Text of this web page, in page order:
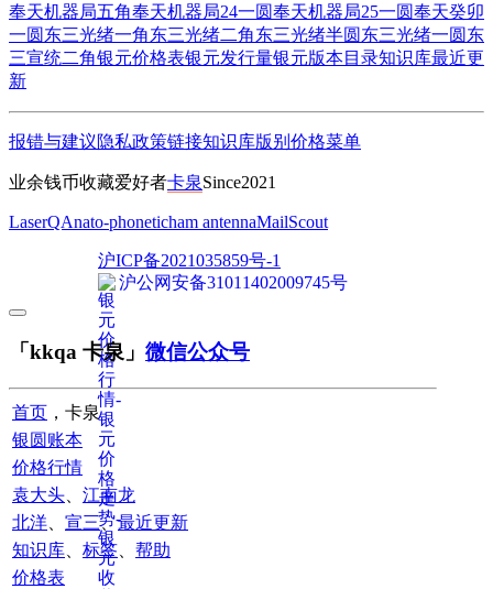
奉天机器局五角奉天机器局24一圆奉天机器局25一圆奉天癸卯
一圆 东三光绪一角东三光绪二角东三光绪半圆 东三光绪一圆 东
三宣统二角银元价格表银元发行量银元版本目录知识库最近更
新
报错与建议隐私政策链接知识库版别 价格菜单
业余钱币收藏爱好者卡泉Since2021
LaserQAnato-phoneticham antennaMailScout
沪ICP备2021035859号-1
沪公网安备31011402009745号
「kkqa 卡泉」 微信公众号
首页 ，卡泉
银圆账本
价格行情
袁大头
江南龙
北洋
宣三、最近更新
知识库
标签
帮助
价格表